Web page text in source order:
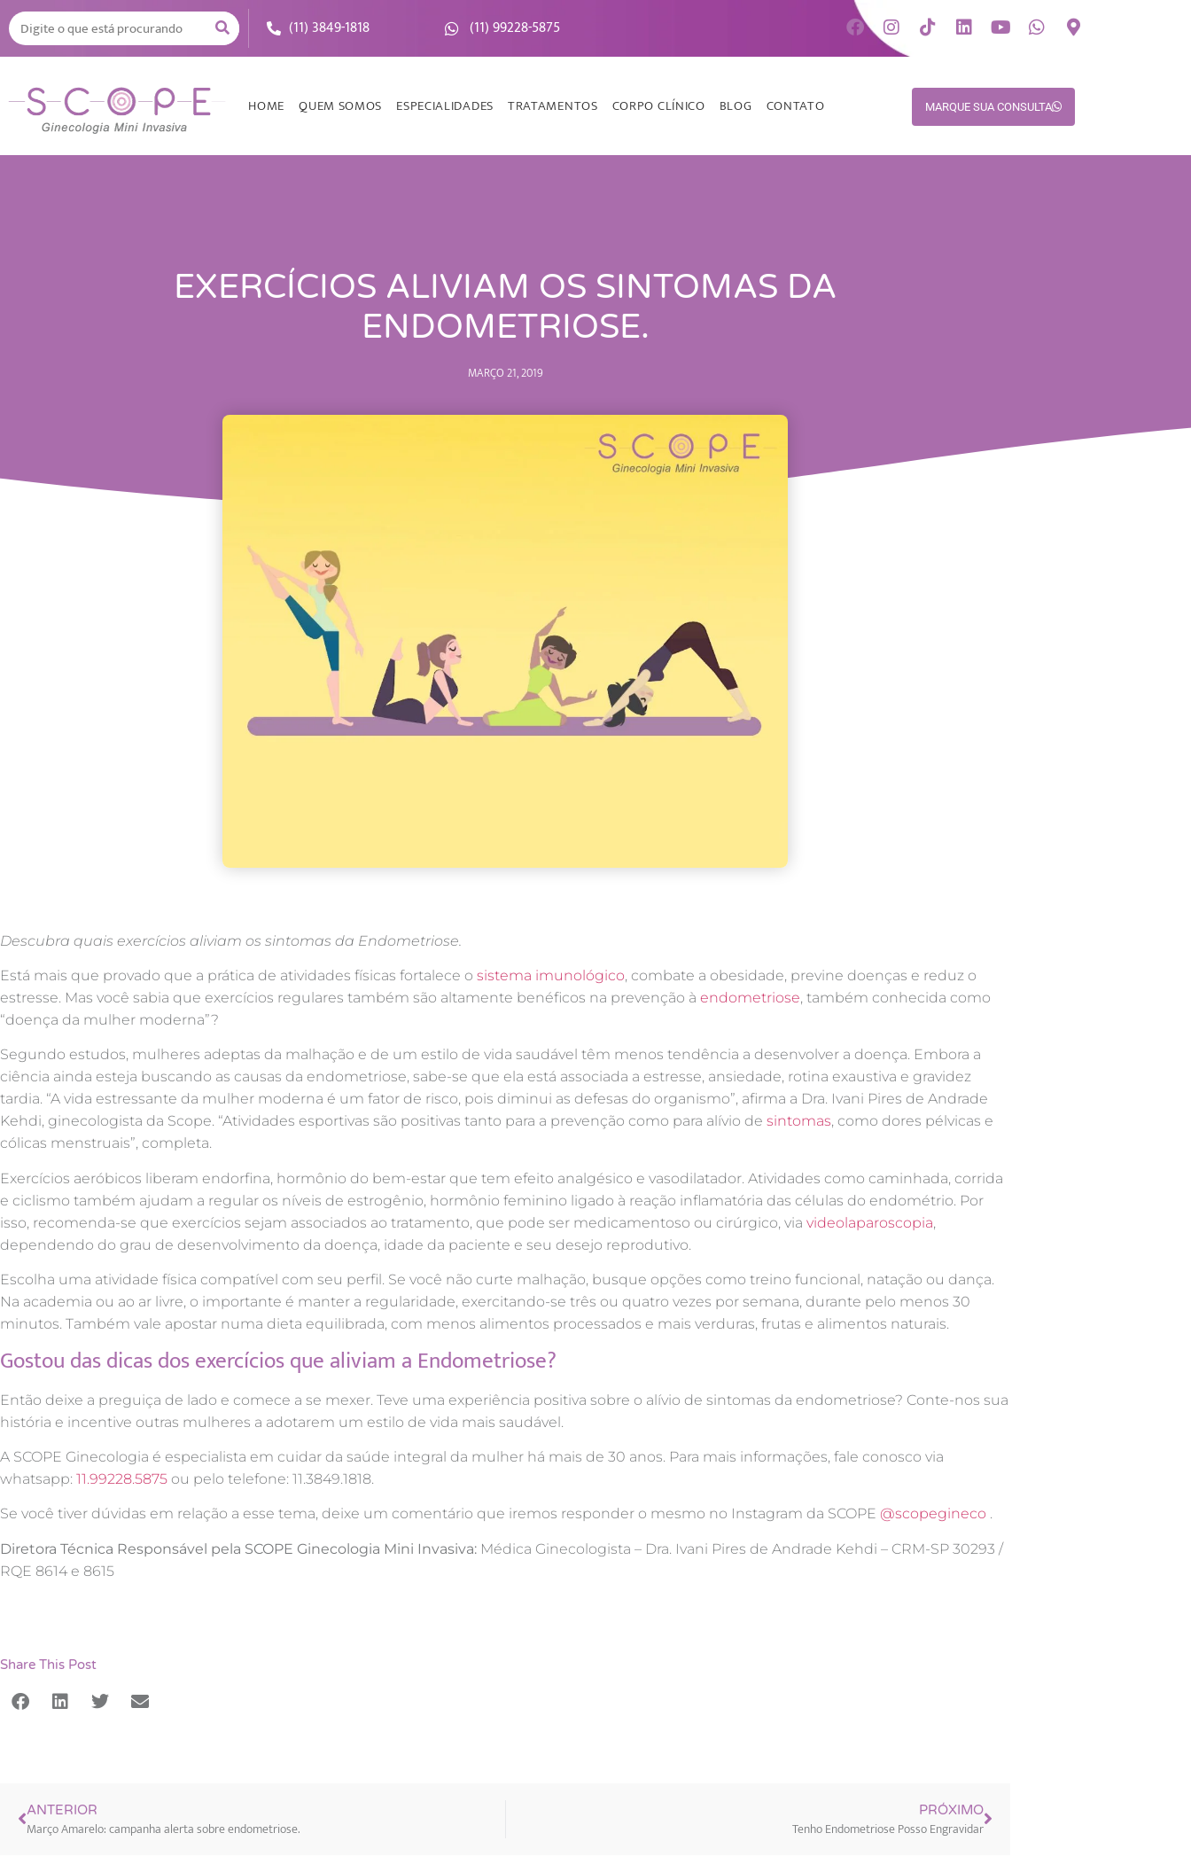
(11) 3849-1818 (11) 99228-5875
HOME QUEM SOMOS ESPECIALIDADES TRATAMENTOS CORPO CLÍNICO BLOG CONTATO MARQUE SUA CONSULTA
EXERCÍCIOS ALIVIAM OS SINTOMAS DA
ENDOMETRIOSE.
MARÇO 21, 2019
Descubra quais exercícios aliviam os sintomas da Endometriose.
Está mais que provado que a prática de atividades físicas fortalece o sistema imunológico, combate a obesidade, previne doenças e reduz o
estresse. Mas você sabia que exercícios regulares também são altamente benéficos na prevenção à endometriose, também conhecida como
“doença da mulher moderna”?
Segundo estudos, mulheres adeptas da malhação e de um estilo de vida saudável têm menos tendência a desenvolver a doença. Embora a
ciência ainda esteja buscando as causas da endometriose, sabe-se que ela está associada a estresse, ansiedade, rotina exaustiva e gravidez
tardia. “A vida estressante da mulher moderna é um fator de risco, pois diminui as defesas do organismo”, afirma a Dra. Ivani Pires de Andrade
Kehdi, ginecologista da Scope. “Atividades esportivas são positivas tanto para a prevenção como para alívio de sintomas, como dores pélvicas e
cólicas menstruais”, completa.
Exercícios aeróbicos liberam endorfina, hormônio do bem-estar que tem efeito analgésico e vasodilatador. Atividades como caminhada, corrida
e ciclismo também ajudam a regular os níveis de estrogênio, hormônio feminino ligado à reação inflamatória das células do endométrio. Por
isso, recomenda-se que exercícios sejam associados ao tratamento, que pode ser medicamentoso ou cirúrgico, via videolaparoscopia,
dependendo do grau de desenvolvimento da doença, idade da paciente e seu desejo reprodutivo.
Escolha uma atividade física compatível com seu perfil. Se você não curte malhação, busque opções como treino funcional, natação ou dança.
Na academia ou ao ar livre, o importante é manter a regularidade, exercitando-se três ou quatro vezes por semana, durante pelo menos 30
minutos. Também vale apostar numa dieta equilibrada, com menos alimentos processados e mais verduras, frutas e alimentos naturais.
Gostou das dicas dos exercícios que aliviam a Endometriose?
Então deixe a preguiça de lado e comece a se mexer. Teve uma experiência positiva sobre o alívio de sintomas da endometriose? Conte-nos sua
história e incentive outras mulheres a adotarem um estilo de vida mais saudável.
A SCOPE Ginecologia é especialista em cuidar da saúde integral da mulher há mais de 30 anos. Para mais informações, fale conosco via
whatsapp: 11.99228.5875 ou pelo telefone: 11.3849.1818.
Se você tiver dúvidas em relação a esse tema, deixe um comentário que iremos responder o mesmo no Instagram da SCOPE @scopegineco .
Diretora Técnica Responsável pela SCOPE Ginecologia Mini Invasiva: Médica Ginecologista – Dra. Ivani Pires de Andrade Kehdi – CRM-SP 30293 /
RQE 8614 e 8615
Share This Post
ANTERIOR
Março Amarelo: campanha alerta sobre endometriose.
PRÓXIMO
Tenho Endometriose Posso Engravidar